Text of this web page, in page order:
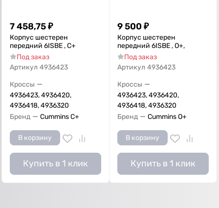
7 458,75₽
Корпус шестерен
передний 6ISBE , С+
Под заказ
Артикул 4936423
Кроссы —
4936423, 4936420,
4936418, 4936320
Бренд — Cummins C+
В корзину
Купить в 1 клик
9 500 ₽
Корпус шестерен
передний 6ISBE , О+,
Под заказ
Артикул 4936423
Кроссы —
4936423, 4936420,
4936418, 4936320
Бренд — Cummins O+
В корзину
Купить в 1 клик